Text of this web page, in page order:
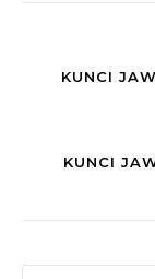
KUNCI
KUNCI